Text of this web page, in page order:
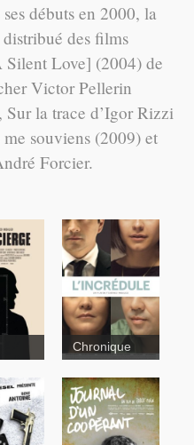
débuts en 2000, la
des films
Love] (2004) de
Victor Pellerin
Sur la trace d’Igor Rizzi
souviens (2009) et
Forcier.
Chronique